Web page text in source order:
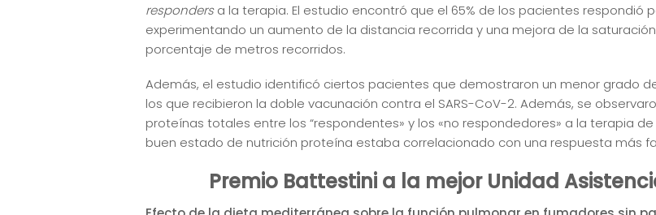
respondersa la terapia. El estudio encontró que el 65% de los pacientes respondió
experimentando un aumento de la distancia recorrida y una mejora de la
porcentaje de metros recorridos.
Además, el estudio identificó ciertos pacientes que demostraron un menor grado
los que recibieron la doble vacunación contra el SARS-CoV-2. Además, se
proteínas totales entre los “respondentes» y los «no respondedores» a la terapia
buen estado de nutrición proteína estaba correlacionado con una respuesta más
Premio Battestini a la mejor Unidad